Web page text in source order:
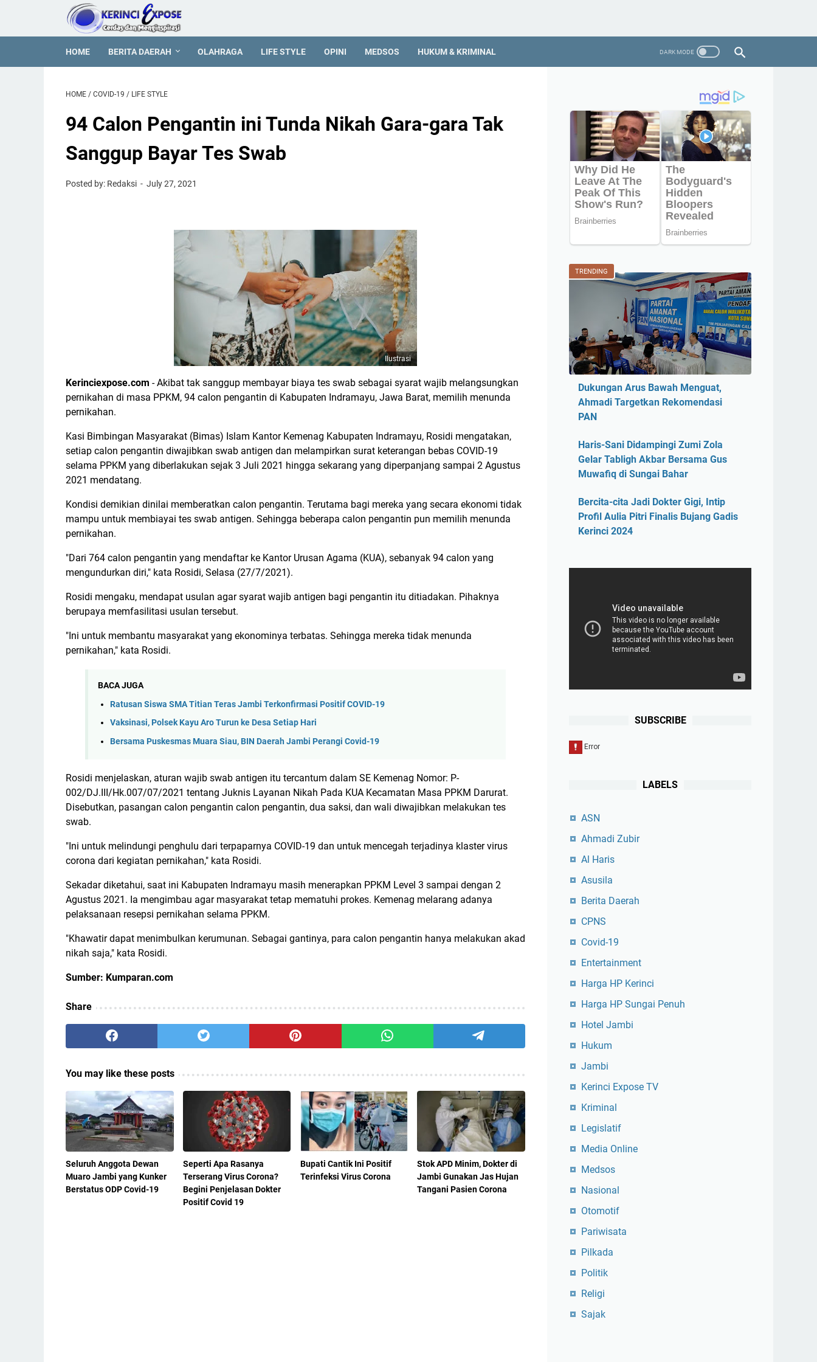
HOME BERITA DAERAH OLAHRAGA LIFE STYLE OPINI MEDSOS HUKUM & KRIMINAL
HOME / COVID-19 / LIFE STYLE
94 Calon Pengantin ini Tunda Nikah Gara-gara Tak
Sanggup Bayar Tes Swab
Posted by: Redaksi July 27, 2021
Ilustrasi
Kerinciexpose.com - Akibat tak sanggup membayar biaya tes swab sebagai syarat wajib melangsungkan
pernikahan di masa PPKM, 94 calon pengantin di Kabupaten Indramayu, Jawa Barat, memilih menunda
pernikahan.
Kasi Bimbingan Masyarakat (Bimas) Islam Kantor Kemenag Kabupaten Indramayu, Rosidi mengatakan,
setiap calon pengantin diwajibkan swab antigen dan melampirkan surat keterangan bebas COVID-19
selama PPKM yang diberlakukan sejak 3 Juli 2021 hingga sekarang yang diperpanjang sampai 2 Agustus
2021 mendatang.
Kondisi demikian dinilai memberatkan calon pengantin. Terutama bagi mereka yang secara ekonomi tidak
mampu untuk membiayai tes swab antigen. Sehingga beberapa calon pengantin pun memilih menunda
pernikahan.
"Dari 764 calon pengantin yang mendaftar ke Kantor Urusan Agama (KUA), sebanyak 94 calon yang
mengundurkan diri," kata Rosidi, Selasa (27/7/2021).
Rosidi mengaku, mendapat usulan agar syarat wajib antigen bagi pengantin itu ditiadakan. Pihaknya
berupaya memfasilitasi usulan tersebut.
"Ini untuk membantu masyarakat yang ekonominya terbatas. Sehingga mereka tidak menunda
pernikahan," kata Rosidi.
BACA JUGA
Ratusan Siswa SMA Titian Teras Jambi Terkonfirmasi Positif COVID-19
Vaksinasi, Polsek Kayu Aro Turun ke Desa Setiap Hari
Bersama Puskesmas Muara Siau, BIN Daerah Jambi Perangi Covid-19
Rosidi menjelaskan, aturan wajib swab antigen itu tercantum dalam SE Kemenag Nomor: P-
002/DJ.III/Hk.007/07/2021 tentang Juknis Layanan Nikah Pada KUA Kecamatan Masa PPKM Darurat.
Disebutkan, pasangan calon pengantin calon pengantin, dua saksi, dan wali diwajibkan melakukan tes
swab.
"Ini untuk melindungi penghulu dari terpaparnya COVID-19 dan untuk mencegah terjadinya klaster virus
corona dari kegiatan pernikahan," kata Rosidi.
Sekadar diketahui, saat ini Kabupaten Indramayu masih menerapkan PPKM Level 3 sampai dengan 2
Agustus 2021. Ia mengimbau agar masyarakat tetap mematuhi prokes. Kemenag melarang adanya
pelaksanaan resepsi pernikahan selama PPKM.
"Khawatir dapat menimbulkan kerumunan. Sebagai gantinya, para calon pengantin hanya melakukan akad
nikah saja," kata Rosidi.
Sumber: Kumparan.com
Share
You may like these posts
Seluruh Anggota Dewan
Muaro Jambi yang Kunker
Berstatus ODP Covid-19
Seperti Apa Rasanya
Terserang Virus Corona?
Begini Penjelasan Dokter
Positif Covid 19
Bupati Cantik Ini Positif
Terinfeksi Virus Corona
Stok APD Minim, Dokter di
Jambi Gunakan Jas Hujan
Tangani Pasien Corona
TRENDING
Dukungan Arus Bawah Menguat,
Ahmadi Targetkan Rekomendasi
PAN
Haris-Sani Didampingi Zumi Zola
Gelar Tabligh Akbar Bersama Gus
Muwafiq di Sungai Bahar
Bercita-cita Jadi Dokter Gigi, Intip
Profil Aulia Pitri Finalis Bujang Gadis
Kerinci 2024
SUBSCRIBE
LABELS
ASN
Ahmadi Zubir
Al Haris
Asusila
Berita Daerah
CPNS
Covid-19
Entertainment
Harga HP Kerinci
Harga HP Sungai Penuh
Hotel Jambi
Hukum
Jambi
Kerinci Expose TV
Kriminal
Legislatif
Media Online
Medsos
Nasional
Otomotif
Pariwisata
Pilkada
Politik
Religi
Sajak